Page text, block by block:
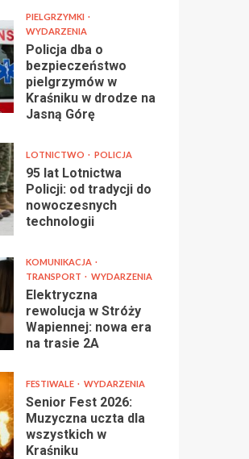
PIELGRZYMKI
WYDARZENIA
Policja dba o
bezpieczeństwo
pielgrzymów w
Kraśniku w drodze na
Jasną Górę
LOTNICTWO POLICJA
95 lat Lotnictwa
Policji: od tradycji do
nowoczesnych
technologii
KOMUNIKACJA
TRANSPORT
WYDARZENIA
Elektryczna
rewolucja w Stróży
Wapiennej: nowa era
na trasie 2A
FESTIWALE WYDARZENIA
Senior Fest 2026:
Muzyczna uczta dla
wszystkich w
Kraśniku